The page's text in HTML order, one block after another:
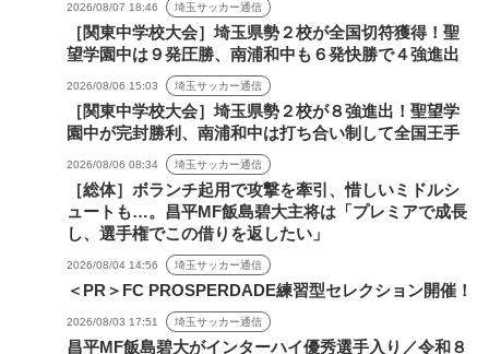
2026/08/07 18:46 埼玉サッカー通信
［関東中学校大会］埼玉県勢２校が全国切符獲得！聖
望学園中は９発圧勝、南浦和中も６発快勝で４強進出
2026/08/06 15:03 埼玉サッカー通信
［関東中学校大会］埼玉県勢２校が８強進出！聖望学
園中が完封勝利、南浦和中は打ち合い制して全国王手
2026/08/06 08:34 埼玉サッカー通信
［総体］ボランチ起用で攻撃を牽引、惜しいミドルシ
ュートも…。昌平MF飯島碧大主将は「プレミアで成長
し、選手権でこの借りを返したい」
2026/08/04 14:56 埼玉サッカー通信
＜PR＞FC PROSPERDADE練習型セレクション開催！
2026/08/03 17:51 埼玉サッカー通信
昌平MF飯島碧大がインターハイ優秀選手入り／令和８